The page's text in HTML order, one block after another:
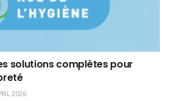
solutions complètes pour
2026